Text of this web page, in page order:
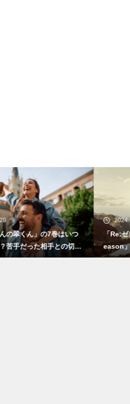
2024.10.18
「Re:ゼロから始める異世界生活 3rd s
eason」の放送情報やストーリーにつ
いて